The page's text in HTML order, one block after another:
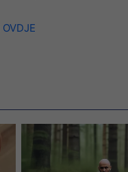
OVDJE